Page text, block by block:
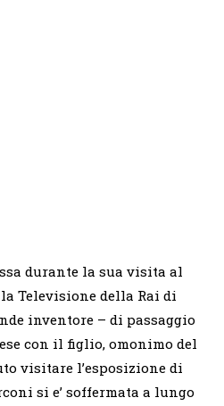
durante la sua visita al
Televisione della Rai di
inventore – di passaggio
con il figlio, omonimo del
visitare l’esposizione di
si e’ soffermata a lungo